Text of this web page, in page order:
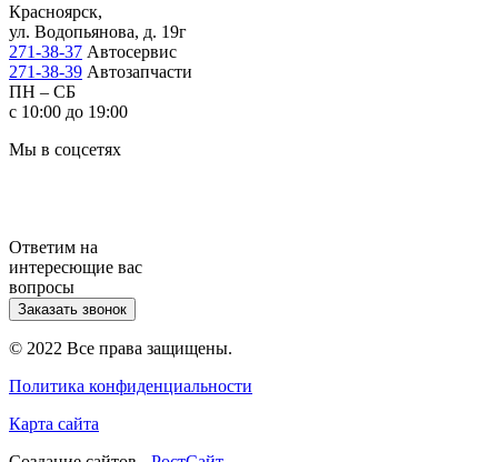
Красноярск,
ул. Водопьянова, д. 19г
271-38-37 Автосервис
271-38-39 Автозапчасти
ПН – СБ
с 10:00 до 19:00
Мы в соцсетях
Ответим на
интересющие вас
вопросы
Заказать звонок
© 2022 Все права защищены.
Политика конфиденциальности
Карта сайта